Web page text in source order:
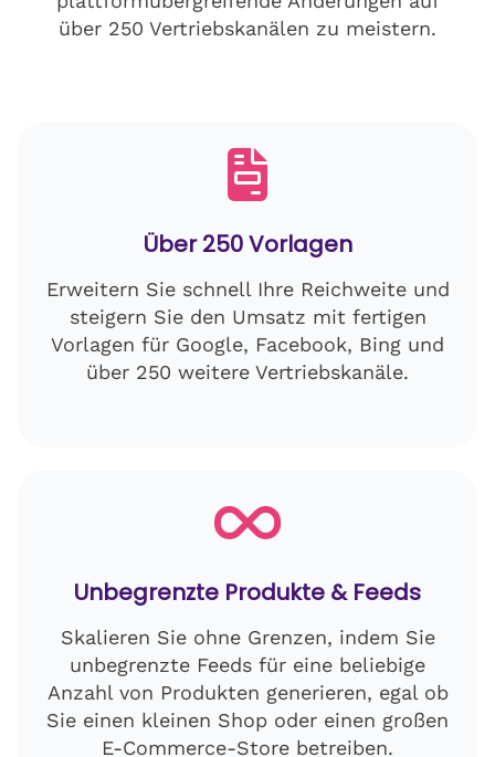
über 250 Vertriebskanälen zu meistern.
Über 250 Vorlagen
Erweitern Sie schnell Ihre Reichweite und
steigern Sie den Umsatz mit fertigen
Vorlagen für Google, Facebook, Bing und
über 250 weitere Vertriebskanäle.
Unbegrenzte Produkte & Feeds
Skalieren Sie ohne Grenzen, indem Sie
unbegrenzte Feeds für eine beliebige
Anzahl von Produkten generieren, egal ob
Sie einen kleinen Shop oder einen großen
E-Commerce-Store betreiben.